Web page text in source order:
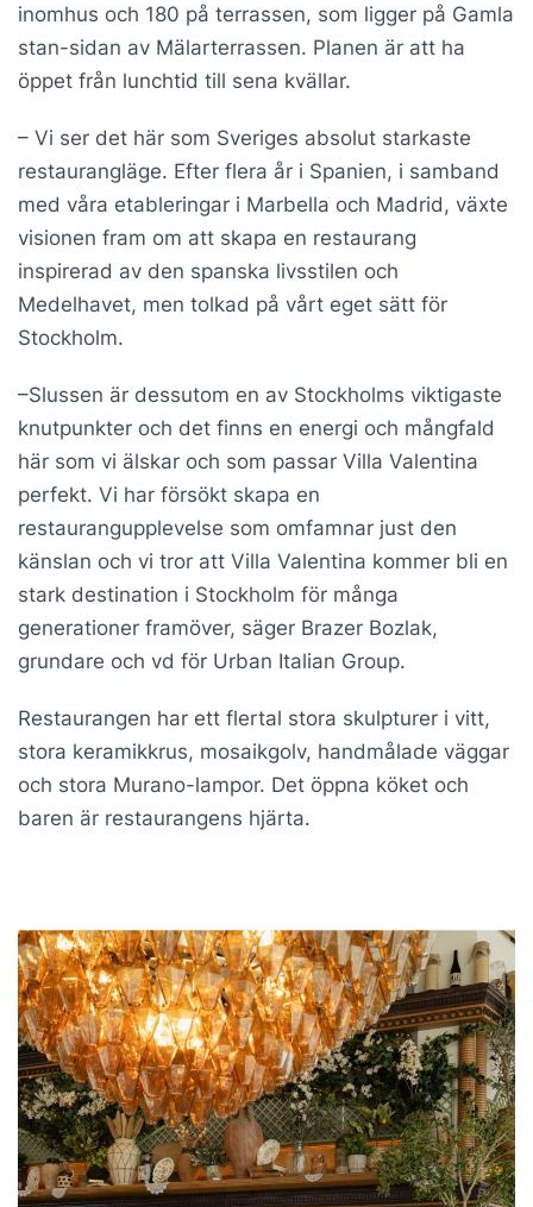
inomhus och 180 på terrassen, som ligger på Gamla
stan-sidan av Mälarterrassen. Planen är att ha
öppet från lunchtid till sena kvällar.
– Vi ser det här som Sveriges absolut starkaste
restaurangläge. Efter flera år i Spanien, i samband
med våra etableringar i Marbella och Madrid, växte
visionen fram om att skapa en restaurang
inspirerad av den spanska livsstilen och
Medelhavet, men tolkad på vårt eget sätt för
Stockholm.
–Slussen är dessutom en av Stockholms viktigaste
knutpunkter och det finns en energi och mångfald
här som vi älskar och som passar Villa Valentina
perfekt. Vi har försökt skapa en
restaurangupplevelse som omfamnar just den
känslan och vi tror att Villa Valentina kommer bli en
stark destination i Stockholm för många
generationer framöver, säger Brazer Bozlak,
grundare och vd för Urban Italian Group.
Restaurangen har ett flertal stora skulpturer i vitt,
stora keramikkrus, mosaikgolv, handmålade väggar
och stora Murano-lampor. Det öppna köket och
baren är restaurangens hjärta.